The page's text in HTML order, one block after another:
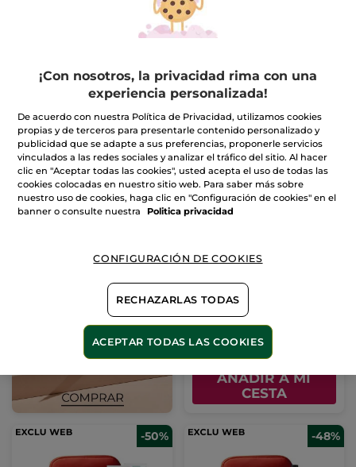
AÑADIR A MI
CESTA
37,99€
AÑADIR A MI
CESTA
-52%
Riche Crème Anti-edad
43,99€ 90,80€
AÑADIR A MI
CESTA
-50% -48%
¡Con nosotros, la privacidad rima con una
experiencia personalizada!
De acuerdo con nuestra Política de Privacidad, utilizamos cookies
propias y de terceros para presentarle contenido personalizado y
publicidad que se adapte a sus preferencias, proponerle servicios
vinculados a las redes sociales y analizar el tráfico del sitio. Al hacer
clic en "Aceptar todas las cookies", usted acepta el uso de todas las
cookies colocadas en nuestro sitio web. Para saber más sobre
nuestro uso de cookies, haga clic en "Configuración de cookies" en el
banner o consulte nuestra
Politica privacidad
CONFIGURACIÓN DE COOKIES
RECHAZARLAS TODAS
ACEPTAR TODAS LAS COOKIES